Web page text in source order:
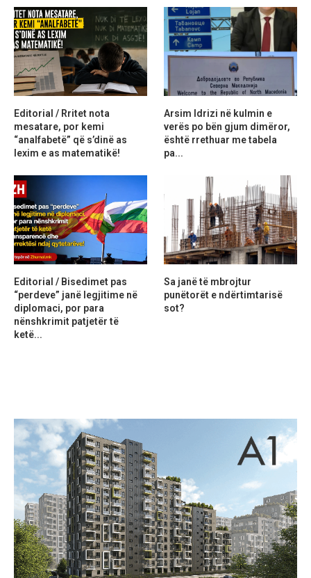
Editorial / Rritet nota
mesatare, por kemi
“analfabetë” që s’dinë as
lexim e as matematikë!
Arsim Idrizi në kulmin e
verës po bën gjum dimëror,
është rrethuar me tabela
pa...
Editorial / Bisedimet pas
“perdeve” janë legjitime në
diplomaci, por para
nënshkrimit patjetër të
ketë...
Sa janë të mbrojtur
punëtorët e ndërtimtarisë
sot?